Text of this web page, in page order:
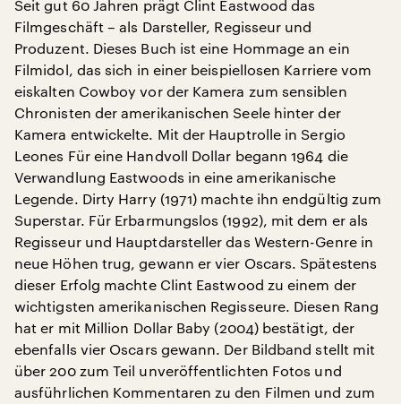
Seit gut 60 Jahren prägt Clint Eastwood das
Filmgeschäft – als Darsteller, Regisseur und
Produzent. Dieses Buch ist eine Hommage an ein
Filmidol, das sich in einer beispiellosen Karriere vom
eiskalten Cowboy vor der Kamera zum sensiblen
Chronisten der amerikanischen Seele hinter der
Kamera entwickelte. Mit der Hauptrolle in Sergio
Leones Für eine Handvoll Dollar begann 1964 die
Verwandlung Eastwoods in eine amerikanische
Legende. Dirty Harry (1971) machte ihn endgültig zum
Superstar. Für Erbarmungslos (1992), mit dem er als
Regisseur und Hauptdarsteller das Western-Genre in
neue Höhen trug, gewann er vier Oscars. Spätestens
dieser Erfolg machte Clint Eastwood zu einem der
wichtigsten amerikanischen Regisseure. Diesen Rang
hat er mit Million Dollar Baby (2004) bestätigt, der
ebenfalls vier Oscars gewann. Der Bildband stellt mit
über 200 zum Teil unveröffentlichten Fotos und
ausführlichen Kommentaren zu den Filmen und zum